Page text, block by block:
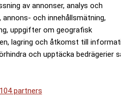
av annonser, analys och
annons- och innehållsmätning,
uppgifter om geografisk
lagring och åtkomst till
och upptäcka bedrägerier
104 partners